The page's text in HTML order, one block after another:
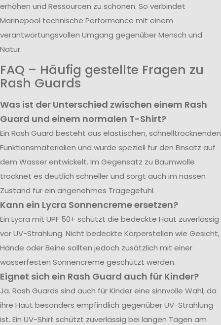
erhöhen und Ressourcen zu schonen. So verbindet
Marinepool technische Performance mit einem
verantwortungsvollen Umgang gegenüber Mensch und
Natur.
FAQ – Häufig gestellte Fragen zu
Rash Guards
Was ist der Unterschied zwischen einem Rash
Guard und einem normalen T-Shirt?
Ein Rash Guard besteht aus elastischen, schnelltrocknenden
Funktionsmaterialien und wurde speziell für den Einsatz auf
dem Wasser entwickelt. Im Gegensatz zu Baumwolle
trocknet es deutlich schneller und sorgt auch im nassen
Zustand für ein angenehmes Tragegefühl.
Kann ein Lycra Sonnencreme ersetzen?
Ein Lycra mit UPF 50+ schützt die bedeckte Haut zuverlässig
vor UV-Strahlung. Nicht bedeckte Körperstellen wie Gesicht,
Hände oder Beine sollten jedoch zusätzlich mit einer
wasserfesten Sonnencreme geschützt werden.
Eignet sich ein Rash Guard auch für Kinder?
Ja. Rash Guards sind auch für Kinder eine sinnvolle Wahl, da
ihre Haut besonders empfindlich gegenüber UV-Strahlung
ist. Ein UV-Shirt schützt zuverlässig bei langen Tagen am